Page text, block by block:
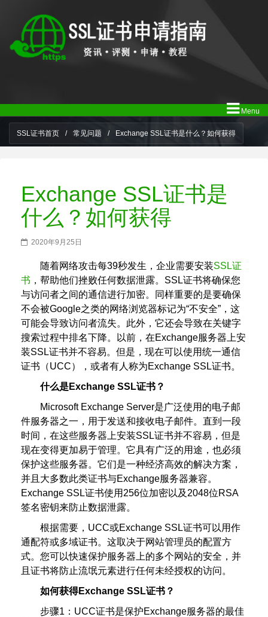
Menu
SSL证书首页 / 常见问题 / Exchange SSL证书是什么？如何获得
Exchange SSL证书是
什么？如何获得
2020年9月25日
随着网络攻击每39秒发生，企业需要安装SSL证
书 ，帮助他们挫败任何数据泄露。SSL证书将确保您
与访问者之间的通信进行加密。同样重要的是要确保
不会被Google之类的网络浏览器标记为“不安全”，这
可能会导致访问者流失。此外，它还会导致在关键字
搜索过程中排名下降。以前，在Exchange服务器上安
装SSL证书并不容易。但是，现在可以使用统一通信
证书（UCC），或者有人称为Exchange SSL证书。
什么是Exchange SSL证书？
Microsoft Exchange Server是广泛使用的电子邮
件服务器之一，用于发送和接收电子邮件。直到一段
时间，在这些服务器上安装SSL证书并不容易，但是
现在变得更加易于管理。它具有广泛的用途，也必须
保护这些服务器。它们是一种经济高效的解决方案，
并且大多数此类证书与Exchange服务器兼容。
Exchange SSL证书使用256位加密以及2048位RSA
签名密钥来防止数据泄露。
根据需要，UCC或Exchange SSL证书可以用作
通配符或多域证书。这取决于网站管理员的配置方
式。您可以快速保护服务器上的多个网站的安全，并
且证书将防止流氓元素进行任何未经授权的访问。
如何获得Exchange SSL证书？
步骤1：UCC证书是保护Exchange服务器的最佳